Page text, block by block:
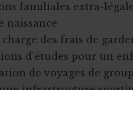
familiales extra-
naissance
des frais de
d’études pour un
de voyages de
une infrastructure